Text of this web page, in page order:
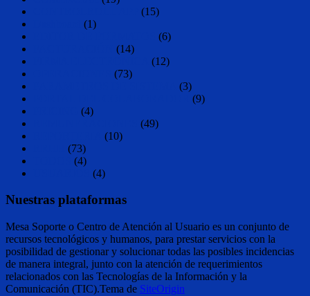
(15)
(1)
(6)
(14)
(12)
(73)
(3)
(9)
(4)
(49)
(10)
(73)
(4)
(4)
Nuestras plataformas
Mesa Soporte o Centro de Atención al Usuario es un conjunto de
recursos tecnológicos y humanos, para prestar servicios con la
posibilidad de gestionar y solucionar todas las posibles incidencias
de manera integral, junto con la atención de requerimientos
relacionados con las Tecnologías de la Información y la
Comunicación (TIC).Tema de SiteOrigin